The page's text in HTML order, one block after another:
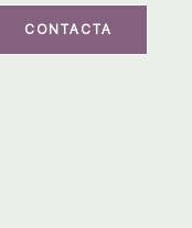
CONTACTA